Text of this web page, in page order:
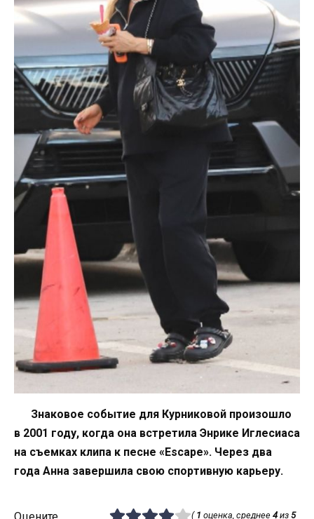
Знаковое событие для Курниковой произошло
в 2001 году, когда она встретила Энрике Иглесиаса
на съемках клипа к песне «Escape». Через два
года Анна завершила свою спортивную карьеру.
Оцените ( 1 оценка, среднее 4из 5